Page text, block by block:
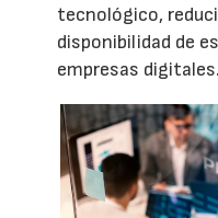
tecnológico,
disponibilidad de
empresas digitales.